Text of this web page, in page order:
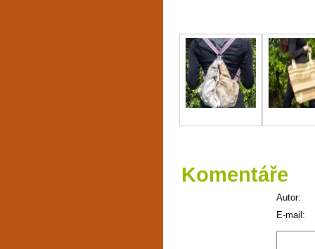
Komentáře
Autor:
E-mail: